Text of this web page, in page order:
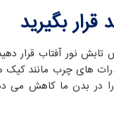
بگیرید
نور آفتاب قرار
های چرب مانند
را در بدن ما کاهش